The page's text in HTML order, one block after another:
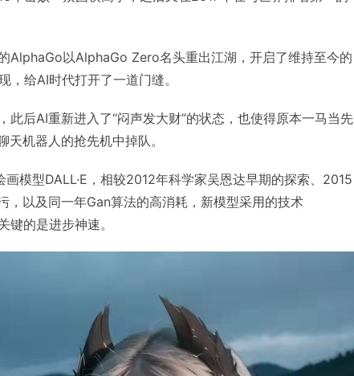
AlphaGo以AlphaGo Zero名头重出江湖，开启了维持至今的
给AI时代打开了一道门缝。
此后AI重新进入了“闷声发大财”的状态，也使得原本一马当先
机器人的抢先机中掉队。
模型DALL·E，相较2012年科学家吴恩达早期的探索、2015
，以及同一年Gan算法的高消耗，新模型采用的技术
的是进步神速。